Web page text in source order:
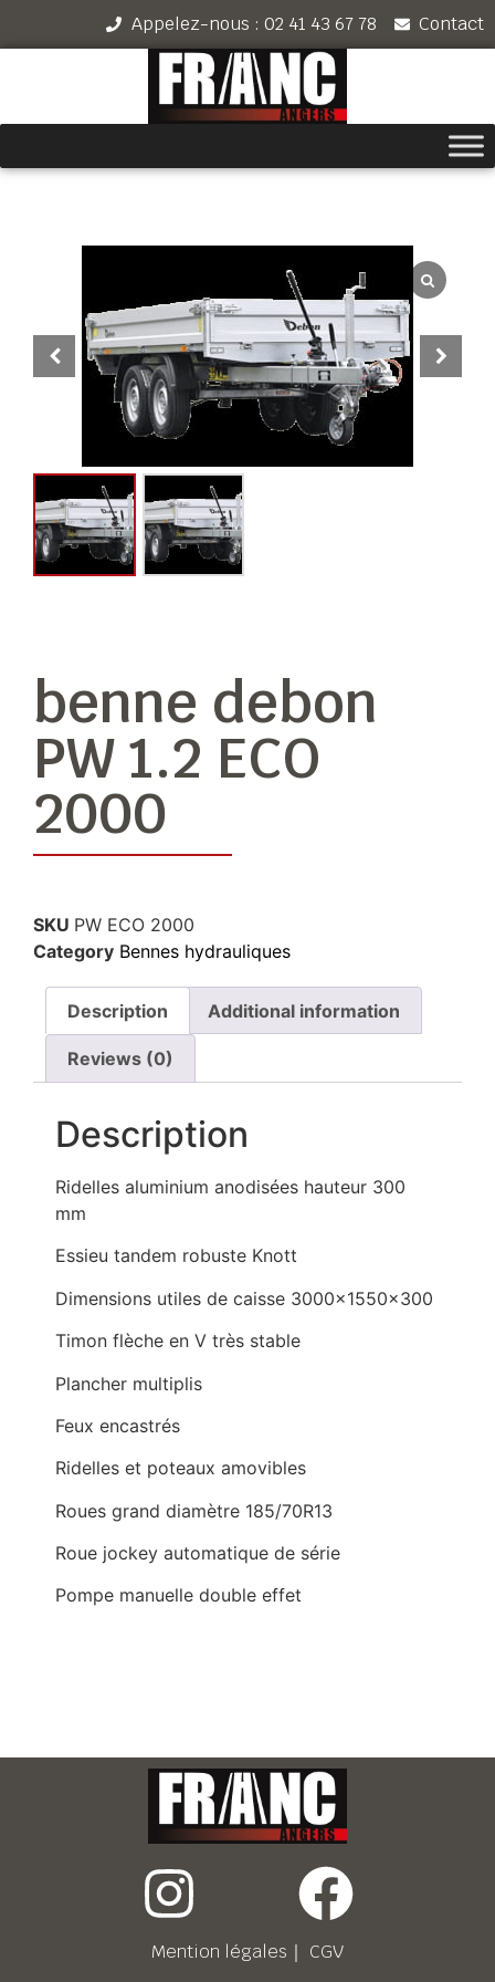
Appelez-nous : 02 41 43 67 78 Contact
benne debon
PW 1.2 ECO
2000
SKU PW ECO 2000
Category Bennes hydrauliques
Description Additional information
Reviews (0)
Description
Ridelles aluminium anodisées hauteur 300
mm
Essieu tandem robuste Knott
Dimensions utiles de caisse 3000x1550x300
Timon flèche en V très stable
Plancher multiplis
Feux encastrés
Ridelles et poteaux amovibles
Roues grand diamètre 185/70R13
Roue jockey automatique de série
Pompe manuelle double effet
Mention légales ｜ CGV